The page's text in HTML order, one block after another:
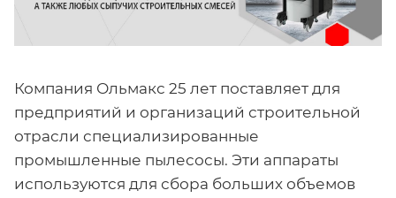
Компания Ольмакс 25 лет поставляет для
предприятий и организаций строительной
отрасли специализированные
промышленные пылесосы. Эти аппараты
используются для сбора больших объемов